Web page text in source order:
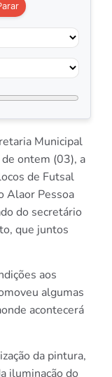
Municipal
ontem (03), a
de Futsal
Alaor Pessoa
do secretário
que juntos
aos
algumas
acontecerá
da pintura,
iluminação do